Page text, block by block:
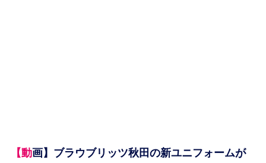
【動画】ブラウブリッツ秋田の新ユニフォームが